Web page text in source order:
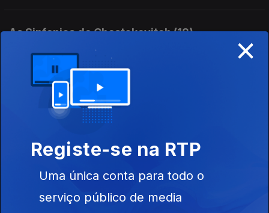
As Sinfonias de Chostakovitch (18)
Sinfonia nº 13 (1)
As Sinfonias de Chostakovitch (17)
Sinfonia nº 12 (1)
As Sinfonias de Chostakovitch (16)
20 dez. 2025
×
Registe-se na RTP
Uma única conta para todo o
serviço público de media